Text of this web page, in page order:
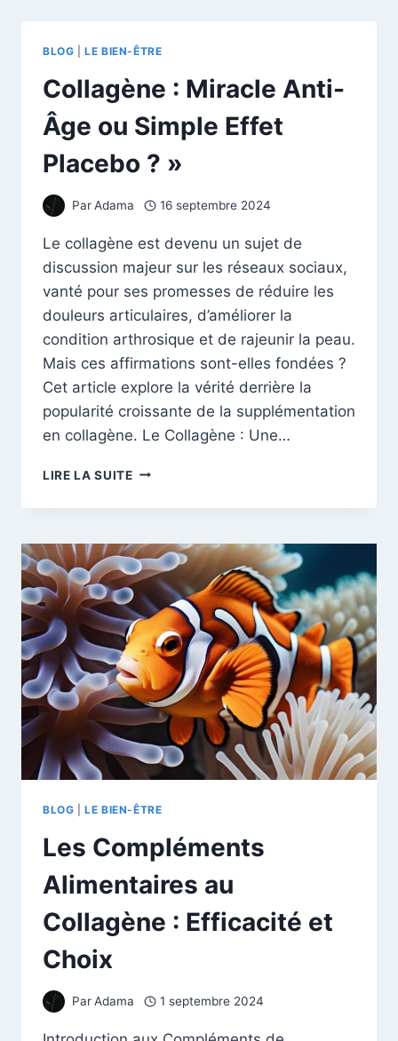
:
CETTE
ÉPICE
MIRACLE
PEUT
AIDER
À
LA
ABDOMINALE
BLOG |LE BIEN-ÊTRE
Collagène : Miracle Anti-
Âge ou Simple Effet
Placebo ? »
ParAdama 16 septembre 2024
Le collagène est devenu un sujet de
discussion majeur sur les réseaux sociaux,
vanté pour ses promesses de réduire les
douleurs articulaires, d’améliorer la
condition arthrosique et de rajeunir la peau.
Mais ces affirmations sont-elles fondées ?
Cet article explore la vérité derrière la
popularité croissante de la supplémentation
en collagène. Le Collagène : Une…
LIRE LA SUITECOLLAGÈNE
MIRACLE
ÂGE
OU
SIMPLE
EFFET
PLACEBO
? »
BLOG |LE BIEN-ÊTRE
Les Compléments
Alimentaires au
Collagène : Efficacité et
Choix
ParAdama 1 septembre 2024